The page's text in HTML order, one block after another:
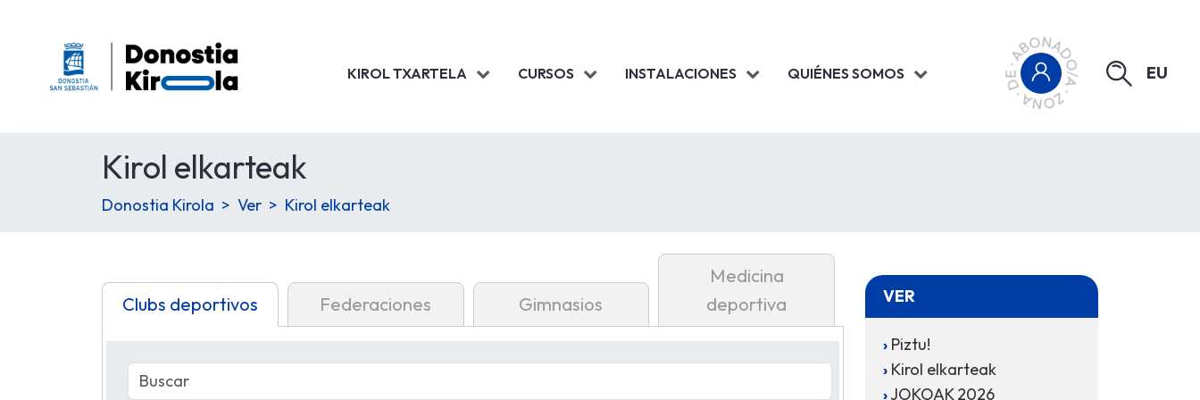
KIROL TXARTELA CURSOS INSTALACIONES QUIÉNES SOMOS EU
Kirol elkarteak
Donostia Kirola Ver Kirol elkarteak
Clubs deportivos Federaciones Gimnasios
Medicina
deportiva
VER
Piztu!
Kirol elkarteak
JOKOAK 2026